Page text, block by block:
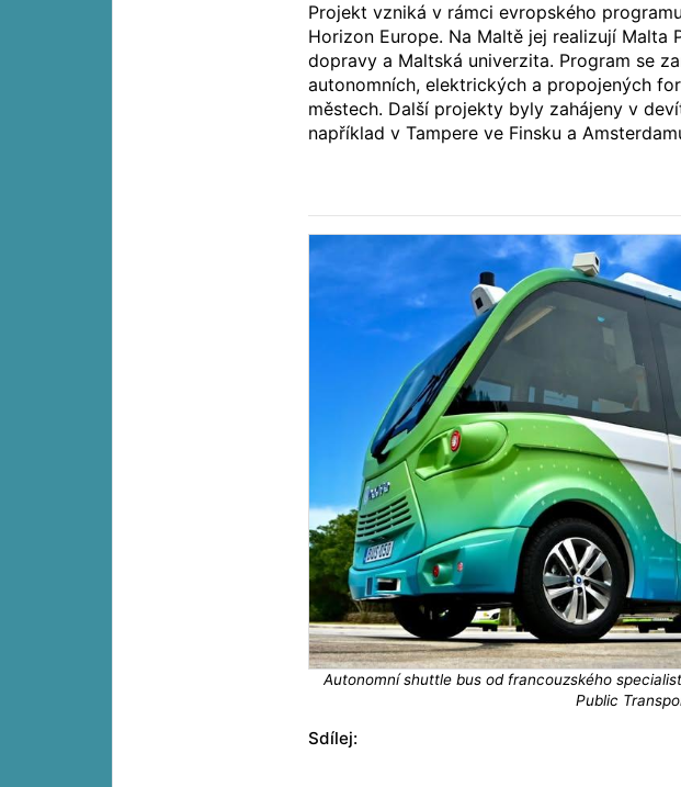
Projekt vzniká v rámci evropského
Horizon Europe. Na Maltě jej realizují Malta
dopravy a Maltská univerzita. Program se
autonomních, elektrických a propojených
městech. Další projekty byly zahájeny v
například v Tampere ve Finsku a
Autonomní shuttle bus od francouzského
Public
Sdílej: